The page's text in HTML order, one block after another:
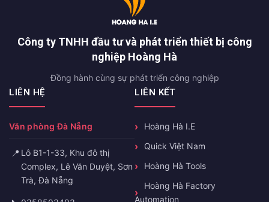
Công ty TNHH đầu tư và phát triển thiết bị công
nghiệp Hoàng Hà
Đồng hành cùng sự phát triển công nghiệp
LIÊN HỆ
Văn phòng Đà Nẵng
📍 Lô B1-1-33, Khu đô thị
Complex, Lê Văn Duyệt, Sơn
Trà, Đà Nẵng
LIÊN KẾT
Hoàng Hà I.E
Quick Việt Nam
Hoàng Hà Tools
Hoàng Hà Factory
Automation